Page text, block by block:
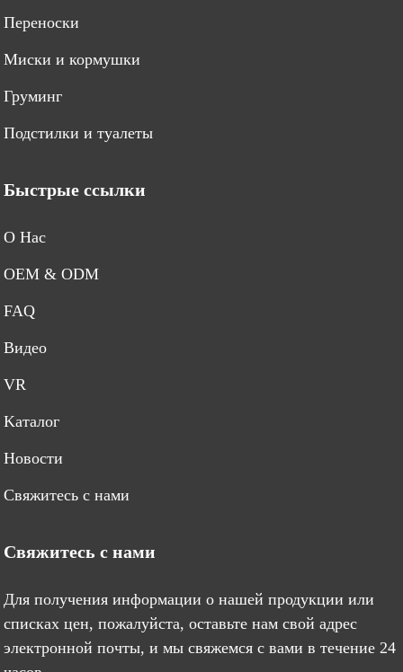
Переноски
Миски и кормушки
Груминг
Подстилки и туалеты
Быстрые ссылки
O Нас
OEM & ODM
FAQ
Bидео
VR
Kаталог
Новости
Свяжитесь с нами
Свяжитесь с нами
Для получения информации о нашей продукции или
списках цен, пожалуйста, оставьте нам свой адрес
электронной почты, и мы свяжемся с вами в течение 24